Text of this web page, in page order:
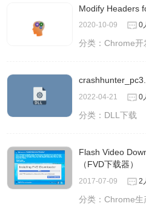
Modify Headers
2020-10-09 0
分类：Chrome开
2022-04-21 0
分类： DLL下载
Flash Video
（FVD下载器）
2017-07-09 2
分类：Chrome生